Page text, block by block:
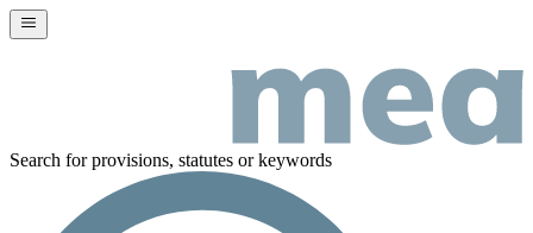
Search for provisions, statutes or keywords